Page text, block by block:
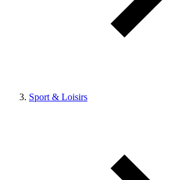
Sport & Loisirs